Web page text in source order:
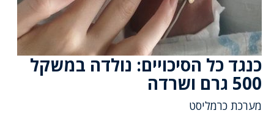
כנגד כל הסיכויים: נולדה במשקל
500 גרם ושרדה
מערכת כרמליסט